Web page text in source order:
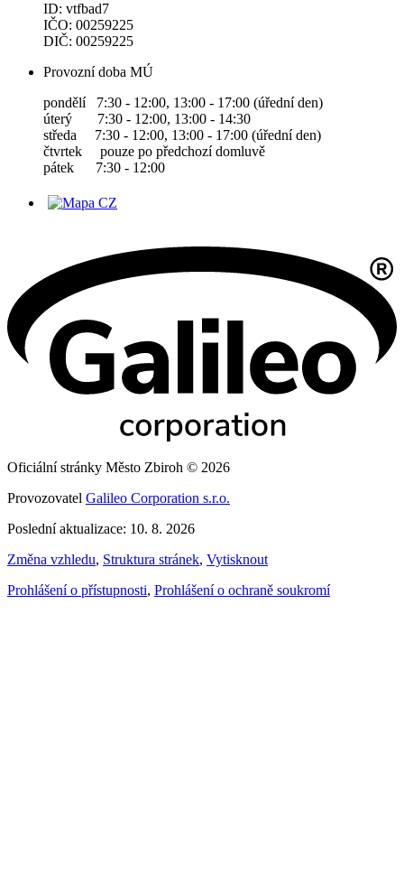
ID: vtfbad7
IČO: 00259225
DIČ: 00259225
Provozní doba MÚ
pondělí 7:30 - 12:00, 13:00 - 17:00 (úřední den)
úterý 7:30 - 12:00, 13:00 - 14:30
středa 7:30 - 12:00, 13:00 - 17:00 (úřední den)
čtvrtek pouze po předchozí domluvě
pátek 7:30 - 12:00
Oficiální stránky Město Zbiroh © 2026
Provozovatel Galileo Corporation s.r.o.
Poslední aktualizace: 10. 8. 2026
Změna vzhledu, Struktura stránek, Vytisknout
Prohlášení o přístupnosti, Prohlášení o ochraně soukromí